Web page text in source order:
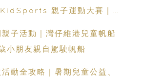
親子運動大賽｜
子活動｜灣仔維港兒童帆船
小朋友親自駕駛帆船
動全攻略｜暑期兒童公益、